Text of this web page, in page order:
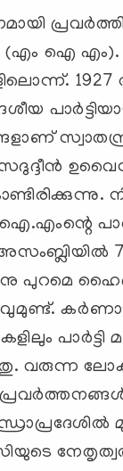
(എം ഐ എം).
പുറമെ
പാര്‍ട്ടി
വരുന്ന